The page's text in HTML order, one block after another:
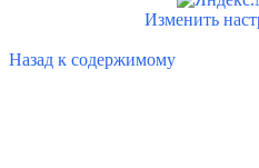
Изменить
Назад к содержимому